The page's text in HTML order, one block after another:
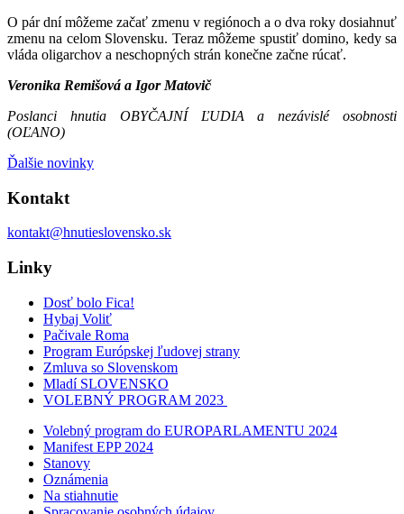
O pár dní môžeme začať zmenu v regiónoch a o dva roky dosiahnuť
zmenu na celom Slovensku. Teraz môžeme spustiť domino, kedy sa
vláda oligarchov a neschopných strán konečne začne rúcať.
Veronika Remišová a Igor Matovič
Poslanci hnutia OBYČAJNÍ ĽUDIA a nezávislé osobnosti
(OĽANO)
Ďalšie novinky
Kontakt
kontakt@hnutieslovensko.sk
Linky
Dosť bolo Fica!
Hybaj Voliť
Pačivale Roma
Program Európskej ľudovej strany
Zmluva so Slovenskom
Mladí SLOVENSKO
VOLEBNÝ PROGRAM 2023
Volebný program do EUROPARLAMENTU 2024
Manifest EPP 2024
Stanovy
Oznámenia
Na stiahnutie